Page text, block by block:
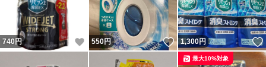
740 円 いいね！
550円 いいね！
1,300円
最大10%対象